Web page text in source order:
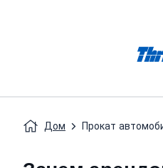
Дом Прокат